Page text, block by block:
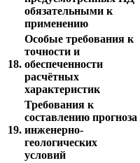
обязательными к
применению
18.
Особые требования к
точности и
обеспеченности
расчётных
характеристик
19.
Требования к
составлению прогноза
инженерно-
геологических
условий